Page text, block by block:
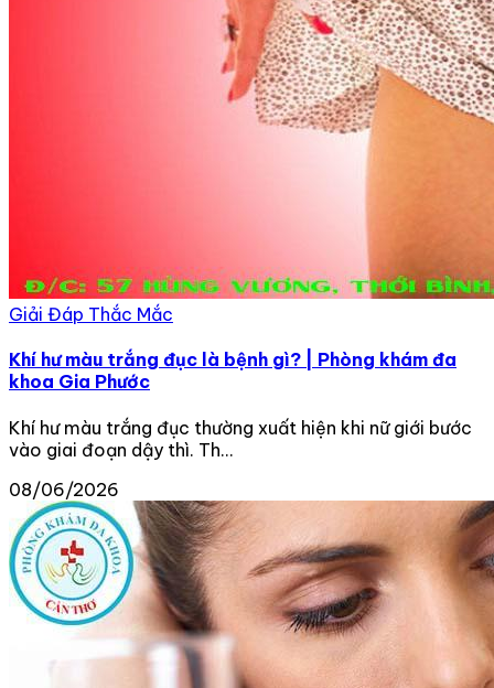
Giải Đáp Thắc Mắc
Khí hư màu trắng đục là bệnh gì? | Phòng khám đa
khoa Gia Phước
Khí hư màu trắng đục thường xuất hiện khi nữ giới bước
vào giai đoạn dậy thì. Th...
08/06/2026